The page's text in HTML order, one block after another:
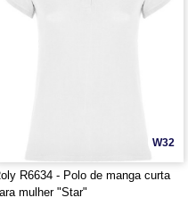
W32
R6634 - Polo de manga curta
mulher "Star"